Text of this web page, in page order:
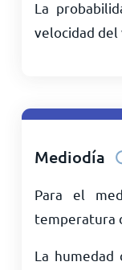
La
velocidad del
Mediodía
Para el
temperatura
La